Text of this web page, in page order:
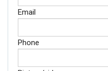
Email
Phone